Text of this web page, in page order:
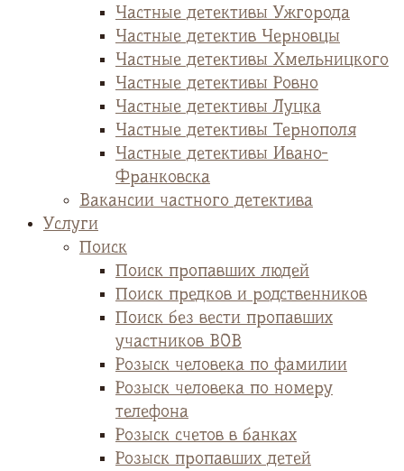
Частные детективы Ужгорода
Частные детектив Черновцы
Частные детективы Хмельницкого
Частные детективы Ровно
Частные детективы Луцка
Частные детективы Тернополя
Частные детективы Ивано-
Франковска
Вакансии частного детектива
Услуги
Поиск
Поиск пропавших людей
Поиск предков и родственников
Поиск без вести пропавших
участников ВОВ
Розыск человека по фамилии
Розыск человека по номеру
телефона
Розыск счетов в банках
Розыск пропавших детей